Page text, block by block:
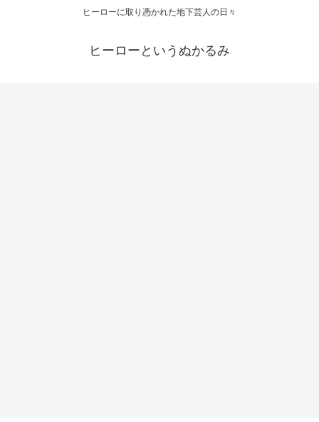
ヒーローに取り憑かれた地下芸人の日々
ヒーローというぬかるみ